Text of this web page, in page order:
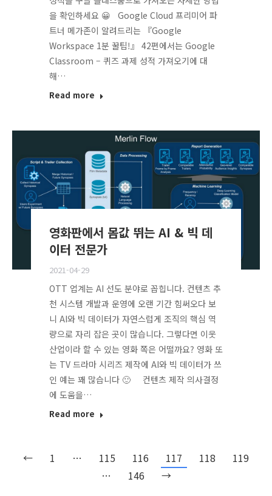
을 확인하세요 😀 Google Cloud 프리미어 파
트너 메가존이 알려드리는 『Google
Workspace 1분 꿀팁!』 42편에서는 Google
Classroom – 퀴즈 과제 성적 가져오기에 대
해…
Read more
영화판에서 몸값 뛰는 AI & 빅 데
이터 전문가
2021-04-29
OTT 업계는 AI 선도 분야로 꼽힙니다. 컨텐츠 추
천 시스템 개발과 운영에 오랜 기간 힘써오다 보
니 AI와 빅 데이터가 자연스럽게 조직의 핵심 역
량으로 자리 잡은 곳이 많습니다. 그렇다면 이웃
산업이라 할 수 있는 영화 쪽은 어떨까요? 영화 또
는 TV 드라마 시리즈 제작에 AI와 빅 데이터가 쓰
인 예는 꽤 많습니다 🙂 컨텐츠 제작 의사결정
에 도움을…
Read more
← 1 … 115 116 117 118
119
…
146 →